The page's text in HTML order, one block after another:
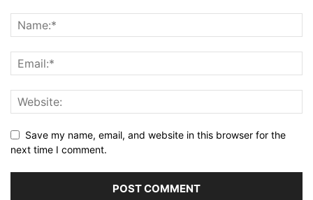
Save my name, email, and website in this browser for the
next time I comment.